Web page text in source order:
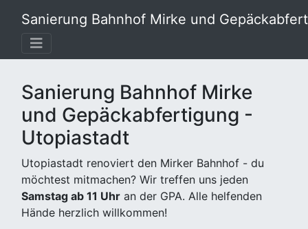
Sanierung Bahnhof Mirke und
Sanierung Bahnhof Mirke
und Gepäckabfertigung -
Utopiastadt
Utopiastadt renoviert den Mirker Bahnhof - du
möchtest mitmachen? Wir treffen uns jeden
Samstag ab 11 Uhr an der GPA. Alle helfenden
Hände herzlich willkommen!